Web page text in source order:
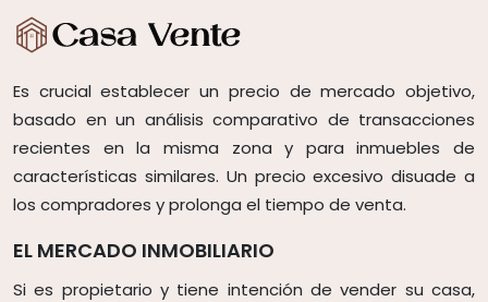
Es crucial establecer un precio de mercado objetivo,
basado en un análisis comparativo de transacciones
recientes en la misma zona y para inmuebles de
características similares. Un precio excesivo disuade a
los compradores y prolonga el tiempo de venta.
EL MERCADO INMOBILIARIO
Si es propietario y tiene intención de vender su casa,